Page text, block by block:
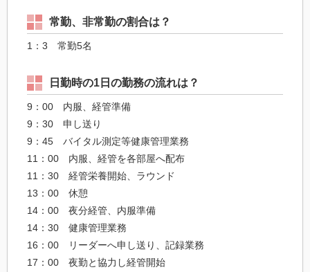
常勤、非常勤の割合は？
1：3 常勤5名
日勤時の1日の勤務の流れは？
9：00 内服、経管準備
9：30 申し送り
9：45 バイタル測定等健康管理業務
11：00 内服、経管を各部屋へ配布
11：30 経管栄養開始、ラウンド
13：00 休憩
14：00 夜分経管、内服準備
14：30 健康管理業務
16：00 リーダーへ申し送り、記録業務
17：00 夜勤と協力し経管開始